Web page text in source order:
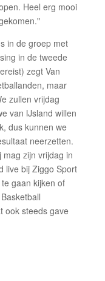
Heel erg mooi
in de groep met
in de tweede
zegt Van
maar
zullen vrijdag
van IJsland willen
dus kunnen we
neerzetten.
zijn vrijdag in
live bij Ziggo Sport
gaan kijken of
ook steeds gave